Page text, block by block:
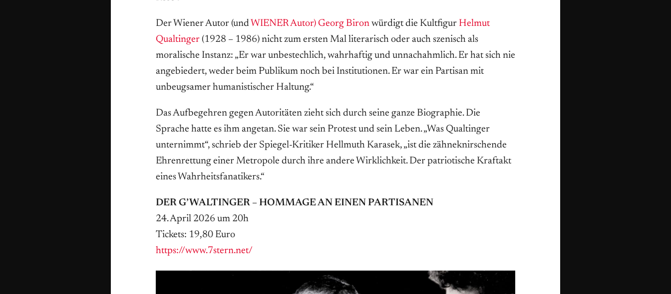
Der Wiener Autor (und WIENER Autor) Georg Biron würdigt die Kultfigur Helmut
Qualtinger (1928 – 1986) nicht zum ersten Mal literarisch oder auch szenisch als
moralische Instanz: „Er war unbestechlich, wahrhaftig und unnachahmlich. Er hat sich nie
angebiedert, weder beim Publikum noch bei Institutionen. Er war ein Partisan mit
unbeugsamer humanistischer Haltung.“
Das Aufbegehren gegen Autoritäten zieht sich durch seine ganze Biographie. Die
Sprache hatte es ihm angetan. Sie war sein Protest und sein Leben. „Was Qualtinger
unternimmt“, schrieb der Spiegel-Kritiker Hellmuth Karasek, „ist die zähneknirschende
Ehrenrettung einer Metropole durch ihre andere Wirklichkeit. Der patriotische Kraftakt
eines Wahrheitsfanatikers.“
DER G’WALTINGER – HOMMAGE AN EINEN PARTISANEN
24. April 2026 um 20h
Tickets: 19,80 Euro
https://www.7stern.net/